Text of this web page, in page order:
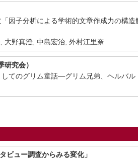
子分析による学術的文章作成力の構
大野真澄, 中島宏治, 外村江里奈
究会）
のグリム童話―グリム兄弟、ヘルバル
ビュー調査からみる変化」